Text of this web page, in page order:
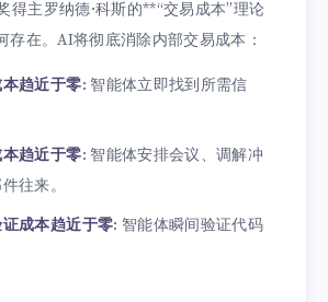
得主罗纳德·科斯的**“交易成本”理论
存在。AI将彻底消除内部交易成本：
趋近于零: 智能体立即找到所需信
趋近于零: 智能体安排会议、调解冲
往来。
成本趋近于零: 智能体瞬间验证代码